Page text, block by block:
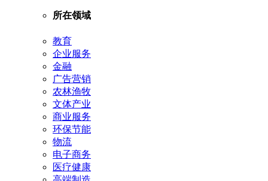
所在领域
教育
企业服务
金融
广告营销
农林渔牧
文体产业
商业服务
环保节能
物流
电子商务
医疗健康